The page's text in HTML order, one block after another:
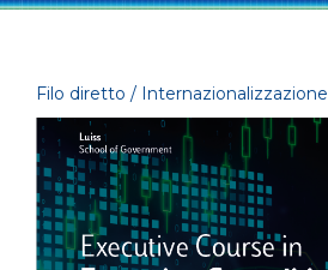
Filo diretto / Internazionalizzazione